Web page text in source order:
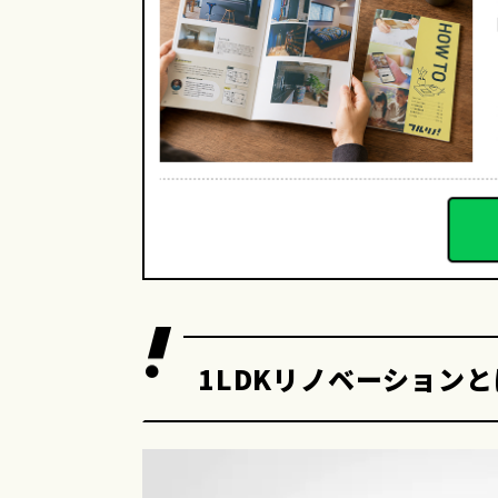
1LDKリノベーション